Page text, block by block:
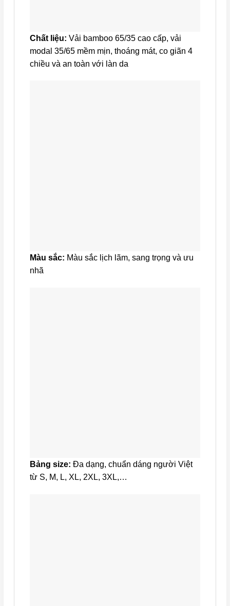
Chất liệu: Vải bamboo 65/35 cao cấp, vải
modal 35/65 mềm mịn, thoáng mát, co giãn 4
chiều và an toàn với làn da
Màu sắc: Màu sắc lịch lãm, sang trọng và ưu
nhã
Bảng size: Đa dạng, chuẩn dáng người Việt
từ S, M, L, XL, 2XL, 3XL,…